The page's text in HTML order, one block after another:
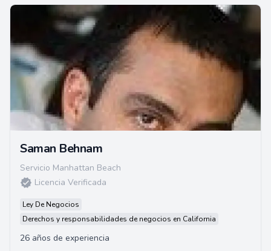
Saman Behnam
Servicio Manhattan Beach
Licencia Verificada
Ley De Negocios
Derechos y responsabilidades de negocios en California
26 años de experiencia